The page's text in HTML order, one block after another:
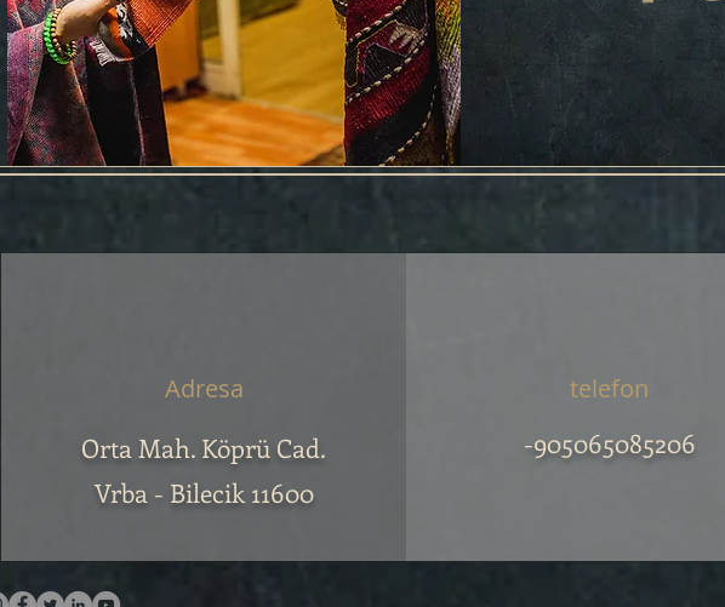
Adresa
Orta Mah. Köprü Cad.
Vrba - Bilecik 11600
telefon
-905065085206